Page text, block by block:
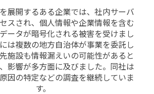
展開するある企業では、社内サーバ
スされ、個人情報や企業情報を含む
ータが暗号化される被害を受けまし
は複数の地方自治体が事業を委託し
施設も情報漏えいの可能性があると
影響が多方面に及びました。同社は
因の特定などの調査を継続していま
す。